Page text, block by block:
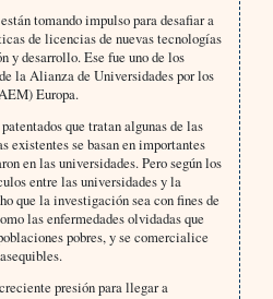
tomando impulso para desafiar a
de licencias de nuevas tecnologías
y desarrollo. Ese fue uno de los
la Alianza de Universidades por los
Europa.
que tratan algunas de las
existentes se basan en importantes
en las universidades. Pero según los
entre las universidades y la
que la investigación sea con fines de
las enfermedades olvidadas que
pobres, y se comercialice
presión para llegar a